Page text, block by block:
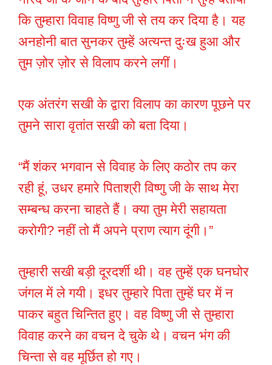
कि तुम्हारा विवाह विष्णु जी से तय कर दिया है। यह
अनहोनी बात सुनकर तुम्हें अत्यन्त दुःख हुआ और
तुम ज़ोर ज़ोर से विलाप करने लगीं।
एक अंतरंग सखी के द्वारा विलाप का कारण पूछने पर
तुमने सारा वृतांत सखी को बता दिया।
“मैं शंकर भगवान से विवाह के लिए कठोर तप कर
रही हूं, उधर हमारे पिताश्री विष्णु जी के साथ मेरा
सम्बन्ध करना चाहते हैं। क्या तुम मेरी सहायता
करोगी? नहीं तो मैं अपने प्राण त्याग दूंगी।”
तुम्हारी सखी बड़ी दूरदर्शी थी। वह तुम्हें एक घनघोर
जंगल में ले गयी। इधर तुम्हारे पिता तुम्हें घर में न
पाकर बहुत चिन्तित हुए। वह विष्णु जी से तुम्हारा
विवाह करने का वचन दे चुके थे। वचन भंग की
चिन्ता से वह मूर्छित हो गए।